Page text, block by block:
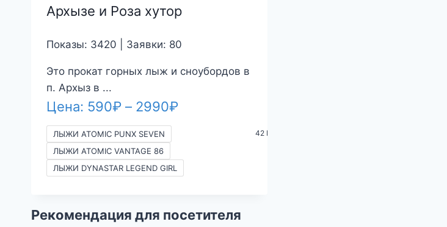
Архызе и Роза хутор
Показы: 3420 | Заявки: 80
Это прокат горных лыж и сноубордов в
п. Архыз в ...
Цена: 590₽ – 2990₽Диапазон
ЛЫЖИ ATOMIC PUNX SEVEN
ЛЫЖИ ATOMIC VANTAGE 86
ЛЫЖИ DYNASTAR LEGEND GIRL
42 More
Рекомендация для посетителя